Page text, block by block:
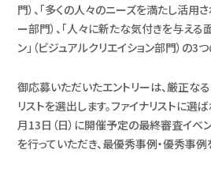
門）、「多くの人々のニーズを満たし活用
ー部門）、「人々に新たな気付きを与え
ン」（ビジュアルクリエイション部門）の3
御応募いただいたエントリーは、厳正な
リストを選出します。ファイナリストに選
月13日（日）に開催予定の最終審査イベ
を行っていただき、最優秀事例・優秀事例